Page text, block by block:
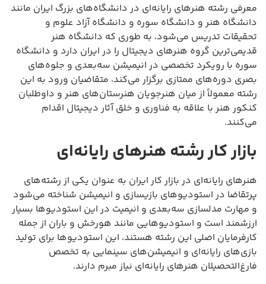
معرفی رشته هنرهای رایانه‌ای در دانشگاه‌های بزرگ ایران مانند
دانشگاه هنر و دانشگاه سوره و دانشگاه آزاد علوم و
تحقیقات تدریس می‌شود، به طوری که دانشگاه هنر
قدیمی‌ترین گروه هنرهای دیجیتال را در ایران دارد و دانشگاه
سوره با رویکرد تخصصی در انیمیشن سه‌بعدی و جلوه‌های
بصری دوره‌های ممتازی برگزار می‌کند، متقاضیان ورود به این
رشته معمولاً از میان هنرجویان هنرستان‌های هنر و داوطلبان
کنکور هنر با علاقه به فناوری و خلق آثار دیجیتال اقدام
می‌کنند.
بازار کار رشته هنرهای رایانه‌ای
هنرهای رایانه‌ای در بازار کار ایران به عنوان یکی از رشته‌های
پرتقاضا در استودیوهای بازیسازی و انیمیشن شناخته می‌شود
و مهارت مدلسازی سه‌بعدی و انیمیت در این استودیوها بسیار
ارزشمند است و استودیوهایی مانند هورخش و باران از جمله
کارفرمایان اصلی این رشته هستند، این استودیوها برای تولید
بازی‌های رایانه‌ای و انیمیشن‌های سینمایی به تخصص
فارغ‌التحصیلان هنرهای رایانه‌ای نیاز مبرم دارند.